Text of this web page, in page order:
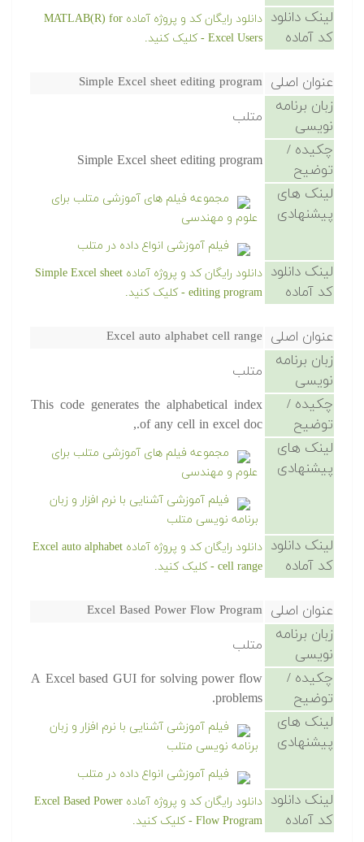
لینک دانلود
کد آماده
دانلود رایگان کد و پروژه آماده MATLAB(R) for
Excel Users - کلیک کنید.
عنوان اصلی Simple Excel sheet editing program
زبان برنامه
نویسی
متلب
چکیده /
توضیح
Simple Excel sheet editing program
لینک های
پیشنهادی
مجموعه فیلم های آموزشی متلب برای
علوم و مهندسی
فیلم آموزشی انواع داده در متلب
لینک دانلود
کد آماده
دانلود رایگان کد و پروژه آماده Simple Excel sheet
editing program - کلیک کنید.
عنوان اصلی Excel auto alphabet cell range
زبان برنامه
نویسی
متلب
چکیده /
توضیح
This code generates the alphabetical index
of any cell in excel doc.,
لینک های
پیشنهادی
مجموعه فیلم های آموزشی متلب برای
علوم و مهندسی
فیلم آموزشی آشنایی با نرم افزار و زبان
برنامه نویسی متلب
لینک دانلود
کد آماده
دانلود رایگان کد و پروژه آماده Excel auto alphabet
cell range - کلیک کنید.
عنوان اصلی Excel Based Power Flow Program
زبان برنامه
نویسی
متلب
چکیده /
توضیح
A Excel based GUI for solving power flow
problems.
لینک های
پیشنهادی
فیلم آموزشی آشنایی با نرم افزار و زبان
برنامه نویسی متلب
فیلم آموزشی انواع داده در متلب
لینک دانلود
کد آماده
دانلود رایگان کد و پروژه آماده Excel Based Power
Flow Program - کلیک کنید.